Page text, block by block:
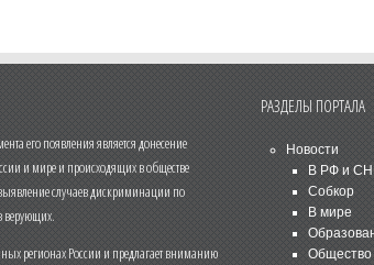
его появления является донесение
и мире и происходящих в обществе
случаев дискриминации по
регионах России и предлагает вниманию
РАЗДЕЛЫ ПОРТАЛА
Новости
В РФ и
Собкор
В мире
Общество